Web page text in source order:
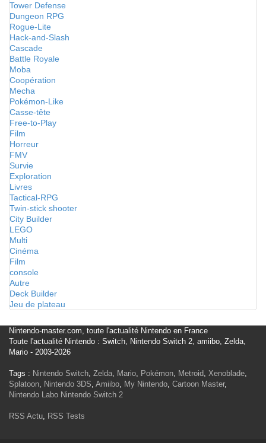
Tower Defense
Dungeon RPG
Rogue-Lite
Hack-and-Slash
Cascade
Battle Royale
Moba
Coopération
Mecha
Pokémon-Like
Casse-tête
Free-to-Play
Film
Horreur
FMV
Survie
Exploration
Livres
Tactical-RPG
Twin-stick shooter
City Builder
LEGO
Multi
Cinéma
Film
console
Autre
Deck Builder
Jeu de plateau
Nintendo-master.com, toute l'actualité Nintendo en France
Toute l'actualité Nintendo : Switch, Nintendo Switch 2, amiibo, Zelda,
Mario - 2003-2026
Tags : Nintendo Switch, Zelda, Mario, Pokémon, Metroid, Xenoblade,
Splatoon, Nintendo 3DS, Amiibo, My Nintendo, Cartoon Master,
Nintendo Labo Nintendo Switch 2
RSS Actu, RSS Tests